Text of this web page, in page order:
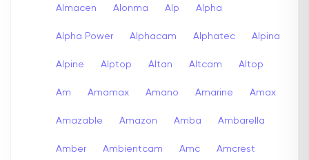
Almacen Alonma Alp Alpha
Alpha Power Alphacam Alphatec Alpina
Alpine Alptop Altan Altcam Altop
Am Amamax Amano Amarine Amax
Amazable Amazon Amba Ambarella
Amber Ambientcam Amc Amcrest